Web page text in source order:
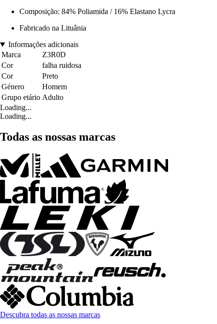
Composição: 84% Poliamida / 16% Elastano Lycra
Fabricado na Lituânia
Informações adicionais
Marca
Z3R0D
Cor
falha ruidosa
Cor
Preto
Género
Homem
Grupo etário Adulto
Loading...
Loading...
Todas as nossas marcas
Descubra todas as nossas marcas